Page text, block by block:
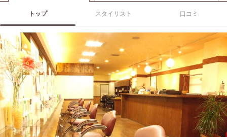
トップ スタイリスト 口コミ